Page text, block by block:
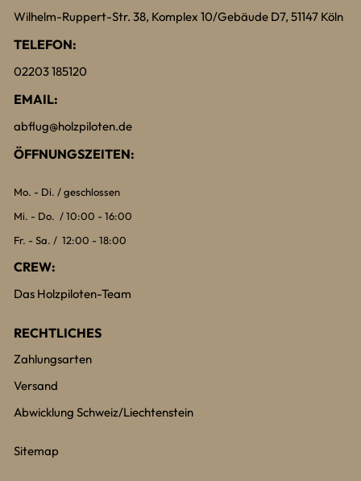
Wilhelm-Ruppert-Str. 38, Komplex 10/Gebäude D7, 51147 Köln
TELEFON:
02203 185120
EMAIL:
abflug@holzpiloten.de
ÖFFNUNGSZEITEN:
Mo. - Di. / geschlossen
Mi. - Do. / 10:00 - 16:00
Fr. - Sa. / 12:00 - 18:00
CREW:
Das Holzpiloten-Team
RECHTLICHES
Zahlungsarten
Versand
Abwicklung Schweiz/Liechtenstein
Sitemap